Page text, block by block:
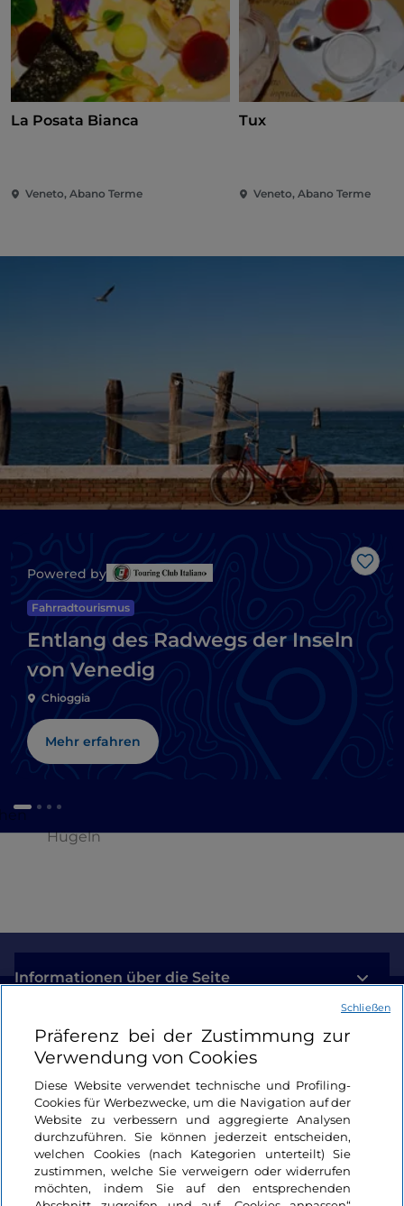
La Posata Bianca
Veneto, Abano Terme
Tux
Veneto, Abano Terme
Like
Powered by
Fahrradtourismus
Entlang des Radwegs der Inseln
von Venedig
Chioggia
Mehr erfahren
Hügeln
Informationen über die Seite
Nützliche Links
Login
Bleiben wir in Kontakt
Präferenz bei der Zustimmung zur
Verwendung von Cookies
Diese Website verwendet technische und Profiling-
Cookies für Werbezwecke, um die Navigation auf der
Website zu verbessern und aggregierte Analysen
durchzuführen. Sie können jederzeit entscheiden,
welchen Cookies (nach Kategorien unterteilt) Sie
zustimmen, welche Sie verweigern oder widerrufen
möchten, indem Sie auf den entsprechenden
Schließen